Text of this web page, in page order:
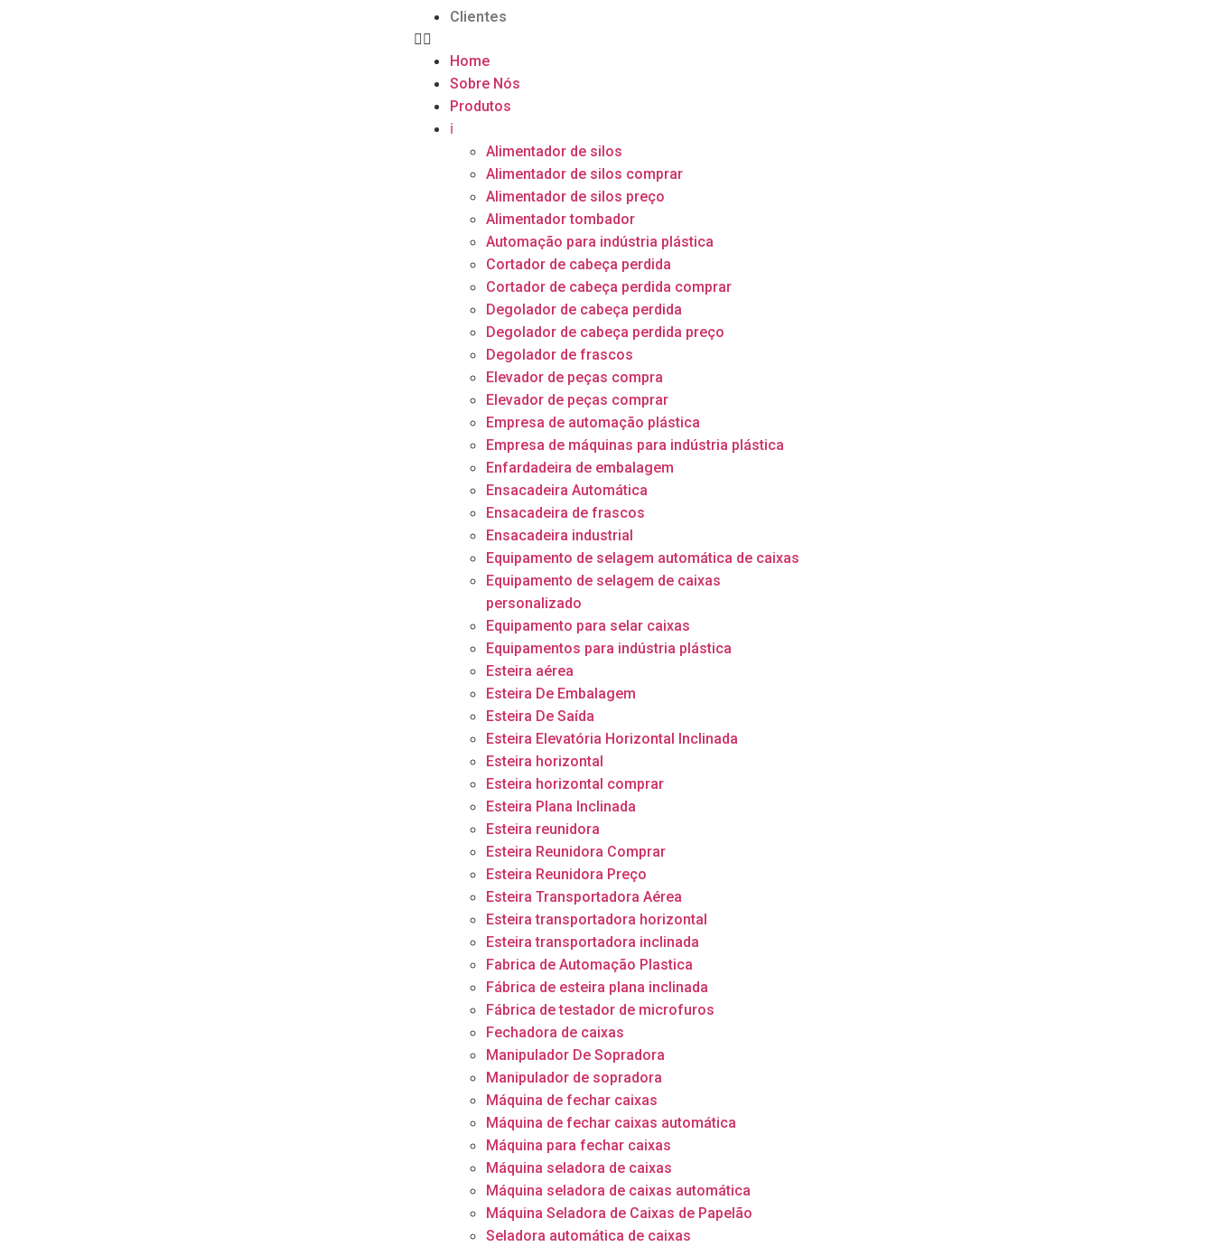
Clientes
Home
Sobre Nós
Produtos
ℹ
Alimentador de silos
Alimentador de silos comprar
Alimentador de silos preço
Alimentador tombador
Automação para indústria plástica
Cortador de cabeça perdida
Cortador de cabeça perdida comprar
Degolador de cabeça perdida
Degolador de cabeça perdida preço
Degolador de frascos
Elevador de peças compra
Elevador de peças comprar
Empresa de automação plástica
Empresa de máquinas para indústria plástica
Enfardadeira de embalagem
Ensacadeira Automática
Ensacadeira de frascos
Ensacadeira industrial
Equipamento de selagem automática de caixas
Equipamento de selagem de caixas
personalizado
Equipamento para selar caixas
Equipamentos para indústria plástica
Esteira aérea
Esteira De Embalagem
Esteira De Saída
Esteira Elevatória Horizontal Inclinada
Esteira horizontal
Esteira horizontal comprar
Esteira Plana Inclinada
Esteira reunidora
Esteira Reunidora Comprar
Esteira Reunidora Preço
Esteira Transportadora Aérea
Esteira transportadora horizontal
Esteira transportadora inclinada
Fabrica de Automação Plastica
Fábrica de esteira plana inclinada
Fábrica de testador de microfuros
Fechadora de caixas
Manipulador De Sopradora
Manipulador de sopradora
Máquina de fechar caixas
Máquina de fechar caixas automática
Máquina para fechar caixas
Máquina seladora de caixas
Máquina seladora de caixas automática
Máquina Seladora de Caixas de Papelão
Seladora automática de caixas